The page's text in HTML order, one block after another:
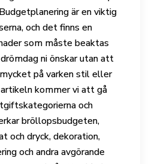
är en viktig
och det finns en
som måste beaktas
ni önskar utan att
på varken stil eller
kommer vi att gå
och
bröllopsbudgeten,
och dryck, dekoration,
och andra avgörande